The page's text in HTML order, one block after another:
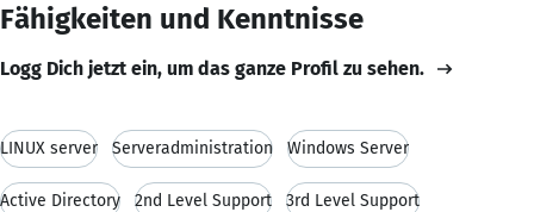
Fähigkeiten und Kenntnisse
Logg Dich jetzt ein, um das ganze Profil zu sehen.
LINUX server Serveradministration Windows Server
Active Directory 2nd Level Support 3rd Level Support